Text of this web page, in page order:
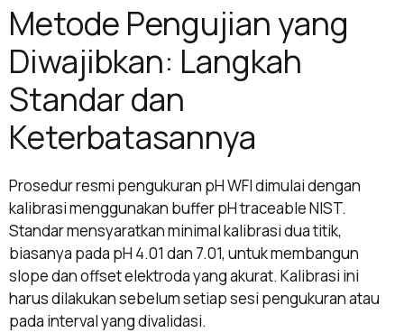
Metode Pengujian yang
Diwajibkan: Langkah
Standar dan
Keterbatasannya
Prosedur resmi pengukuran pH WFI dimulai dengan
kalibrasi menggunakan buffer pH traceable NIST.
Standar mensyaratkan minimal kalibrasi dua titik,
biasanya pada pH 4.01 dan 7.01, untuk membangun
slope dan offset elektroda yang akurat. Kalibrasi ini
harus dilakukan sebelum setiap sesi pengukuran atau
pada interval yang divalidasi.